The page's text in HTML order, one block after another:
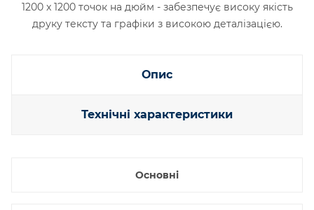
1200 x 1200 точок на дюйм - забезпечує високу якість
друку тексту та графіки з високою деталізацією.
Опис
Технічні характеристики
Основні